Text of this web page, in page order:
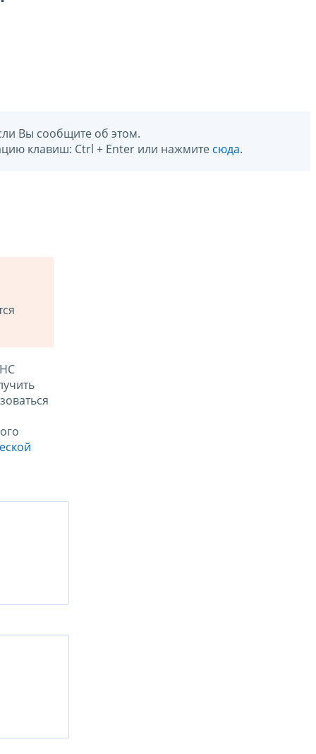
Вы сообщите об этом.
клавиш: Ctrl + Enter или нажмите сюда.